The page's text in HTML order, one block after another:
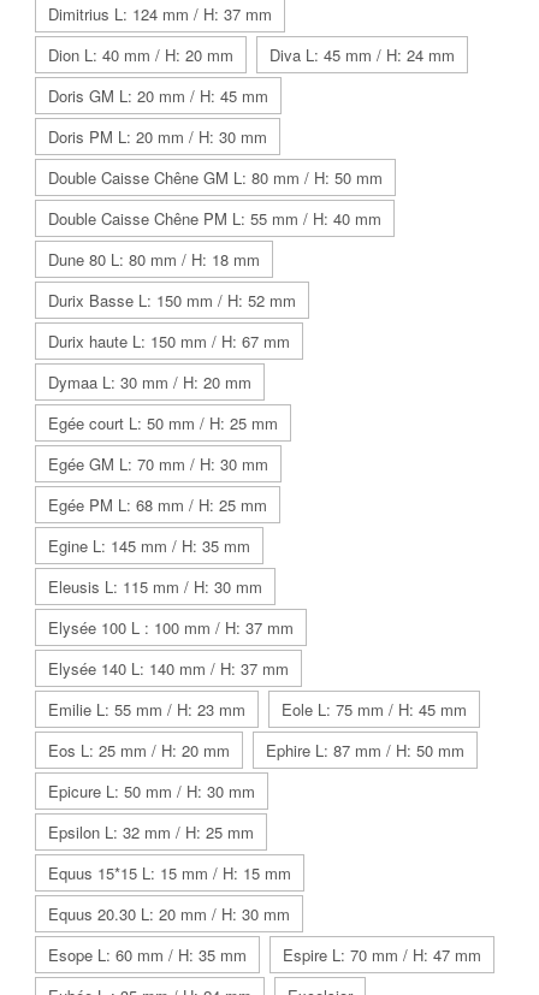
Dimitrius L: 124 mm / H: 37 mm
Dion L: 40 mm / H: 20 mm
Diva L: 45 mm / H: 24 mm
Doris GM L: 20 mm / H: 45 mm
Doris PM L: 20 mm / H: 30 mm
Double Caisse Chêne GM L: 80 mm / H: 50 mm
Double Caisse Chêne PM L: 55 mm / H: 40 mm
Dune 80 L: 80 mm / H: 18 mm
Durix Basse L: 150 mm / H: 52 mm
Durix haute L: 150 mm / H: 67 mm
Dymaa L: 30 mm / H: 20 mm
Egée court L: 50 mm / H: 25 mm
Egée GM L: 70 mm / H: 30 mm
Egée PM L: 68 mm / H: 25 mm
Egine L: 145 mm / H: 35 mm
Eleusis L: 115 mm / H: 30 mm
Elysée 100 L : 100 mm / H: 37 mm
Elysée 140 L: 140 mm / H: 37 mm
Emilie L: 55 mm / H: 23 mm
Eole L: 75 mm / H: 45 mm
Eos L: 25 mm / H: 20 mm
Ephire L: 87 mm / H: 50 mm
Epicure L: 50 mm / H: 30 mm
Epsilon L: 32 mm / H: 25 mm
Equus 15*15 L: 15 mm / H: 15 mm
Equus 20.30 L: 20 mm / H: 30 mm
Esope L: 60 mm / H: 35 mm
Espire L: 70 mm / H: 47 mm